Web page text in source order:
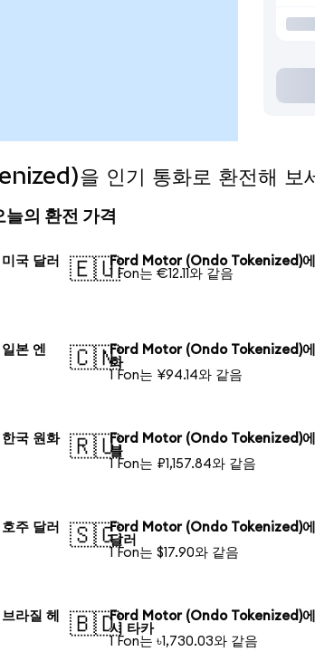
을 인기 통화로 환전해 보
의 환전 가격
국 달러
🇪🇺Ford Motor (Ondo Tokenized)
1 Fon는 €12.11와 같음
본 엔
🇨🇳Ford Motor (Ondo Tokenized)
화
1 Fon는 ¥94.14와 같음
국 원화
🇷🇺Ford Motor (Ondo Tokenized)
블
1 Fon는 ₽1,157.84와 같음
주 달러
🇸🇬Ford Motor (Ondo Tokenized)
달러
1 Fon는 $17.90와 같음
라질 헤
🇧🇩Ford Motor (Ondo Tokenized)에
시 타카
1 Fon는 ৳1,730.03와 같음